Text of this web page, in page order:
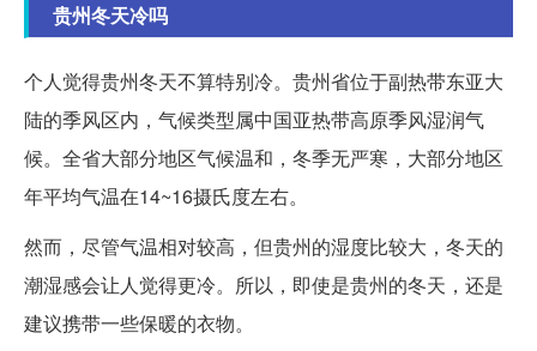
贵州冬天冷吗
个人觉得贵州冬天不算特别冷。贵州省位于副热带东亚大
陆的季风区内，气候类型属中国亚热带高原季风湿润气
候。全省大部分地区气候温和，冬季无严寒，大部分地区
年平均气温在14~16摄氏度左右。
然而，尽管气温相对较高，但贵州的湿度比较大，冬天的
潮湿感会让人觉得更冷。所以，即使是贵州的冬天，还是
建议携带一些保暖的衣物。